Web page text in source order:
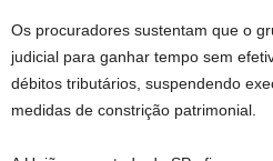
Os procuradores sustentam que o
judicial para ganhar tempo sem
débitos tributários, suspendendo
medidas de constrição patrimonial.